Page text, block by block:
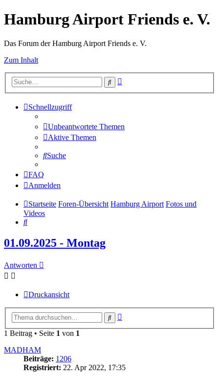
Hamburg Airport Friends e. V.
Das Forum der Hamburg Airport Friends e. V.
Zum Inhalt
Suche
Schnellzugriff
Unbeantwortete Themen
Aktive Themen
Suche
FAQ
Anmelden
Startseite Foren-Übersicht Hamburg Airport Fotos und
Videos
Suche
01.09.2025 - Montag
Antworten
Druckansicht
Suche
1 Beitrag • Seite 1 von 1
MADHAM
Beiträge: 1206
Registriert: 22. Apr 2022, 17:35